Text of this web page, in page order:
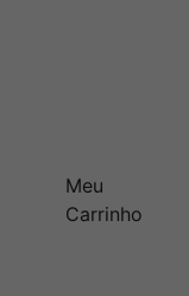
Meu
Carrinho